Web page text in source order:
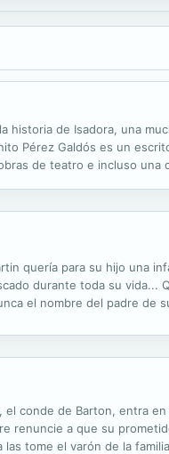
historia de Isadora, una
Pérez Galdós es un
de teatro e incluso
quería para su hijo una
durante toda su vida...
el nombre del padre de
conde de Barton, entra
renuncie a que su
tome el varón de la